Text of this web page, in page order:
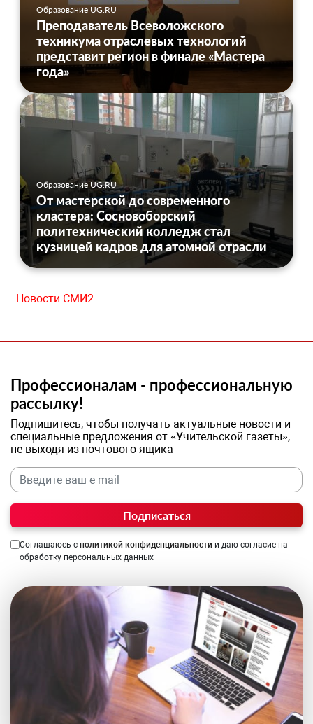
Образование UG.RU
Преподаватель Всеволожского
техникума отраслевых технологий
представит регион в финале «Мастера
года»
Образование UG.RU
От мастерской до современного
кластера: Сосновоборский
политехнический колледж стал
кузницей кадров для атомной отрасли
Новости СМИ2
Профессионалам - профессиональную
рассылку!
Подпишитесь, чтобы получать актуальные новости и
специальные предложения от «Учительской газеты»,
не выходя из почтового ящика
Подписаться
Соглашаюсь с политикой конфиденциальности и даю согласие на
обработку персональных данных